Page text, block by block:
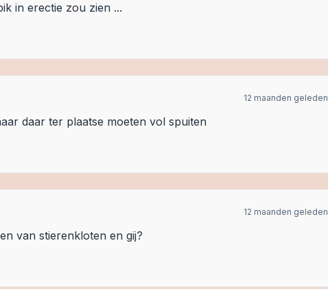
in erectie zou zien ...
12 maanden geleden
daar ter plaatse moeten vol spuiten
12 maanden geleden
van stierenkloten en gij?